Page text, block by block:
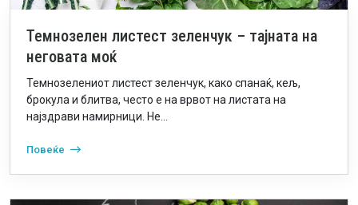
Темнозелен листест зеленчук – тајната на
неговата моќ
Темнозелениот листест зеленчук, како спанаќ, кељ,
брокула и блитва, често е на врвот на листата на
најздрави намирници. Не...
Повеќе